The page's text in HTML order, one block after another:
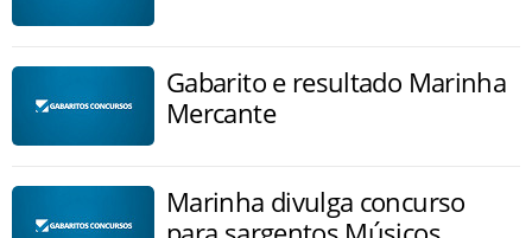
Gabarito e resultado Marinha
Mercante
Marinha divulga concurso